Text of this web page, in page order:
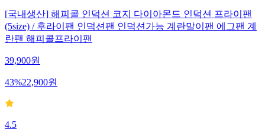
[국내생산] 해피콜 인덕션 코지 다이아몬드 인덕션 프라이팬
(5size) / 후라이팬 인덕션팬 인덕션가능 계란말이팬 에그팬 계
란팬 해피콜프라이팬
39,900원
43%22,900원
4.5